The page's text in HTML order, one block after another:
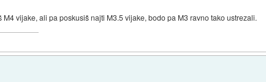
vijake, ali pa poskusiš najti M3.5 vijake, bodo pa M3 ravno tako ustrezali.